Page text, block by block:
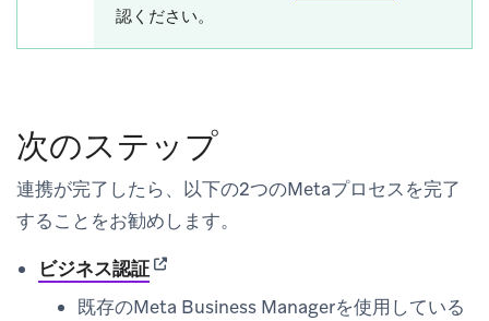
認ください。
次のステップ
連携が完了したら、以下の2つのMetaプロセスを完了
することをお勧めします。
ビジネス認証(opens in new tab)
既存のMeta Business Managerを使用している